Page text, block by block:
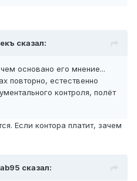
сказал:
основано его мнение...
повторно, естественно
контроля, полёт
Если контора платит, зачем
сказал: